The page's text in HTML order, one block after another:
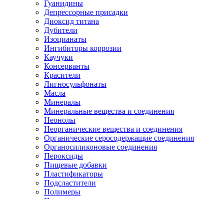
Гуанидины
Депрессорные присадки
Диоксид титана
Дубители
Изоцианаты
Ингибиторы коррозии
Каучуки
Консерванты
Красители
Лигносульфонаты
Масла
Минералы
Минеральные вещества и соединения
Неонолы
Неорганические вещества и соединения
Органические серосодержащие соединения
Органосиликоновые соединения
Пероксиды
Пищевые добавки
Пластификаторы
Подсластители
Полимеры